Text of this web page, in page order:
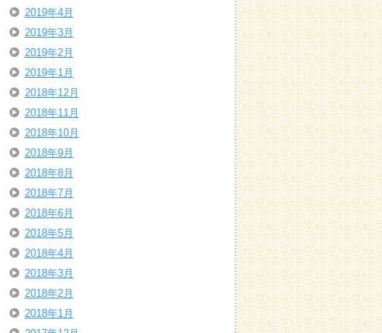
2019年4月
2019年3月
2019年2月
2019年1月
2018年12月
2018年11月
2018年10月
2018年9月
2018年8月
2018年7月
2018年6月
2018年5月
2018年4月
2018年3月
2018年2月
2018年1月